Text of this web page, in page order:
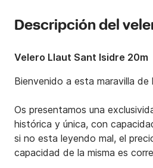
Descripción del
Velero Llaut Sant Isidre 20m
Bienvenido a esta maravilla de
Os presentamos una
histórica y única, con
si no esta leyendo mal, el
capacidad de la misma es